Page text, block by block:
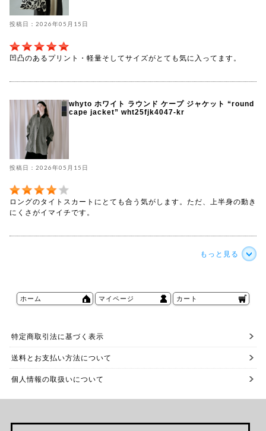
投稿日：2026年05月15日
凹凸のあるプリント・軽量そしてサイズがとても気に入ってます。
whyto ホワイト ラウンド ケープ ジャケット “round
cape jacket” wht25fjk4047-kr
投稿日：2026年05月15日
ロングのタイトスカートにとても合う気がします。ただ、上半身の動き
にくさがイマイチです。
もっと見る
ホーム マイページ カート
特定商取引法に基づく表示
送料とお支払い方法について
個人情報の取扱いについて